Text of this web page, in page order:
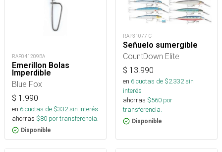
RAP041209BA
Emerillon Bolas
Imperdible
Blue Fox
$ 1.990
en 6cuotas de $332sin interés
ahorras $80 por transferencia.
Disponible
RAP31077-C
Señuelo sumergible
CountDown Elite
$ 13.990
en 6cuotas de $2.332sin
interés
ahorras $560 por
transferencia.
Disponible